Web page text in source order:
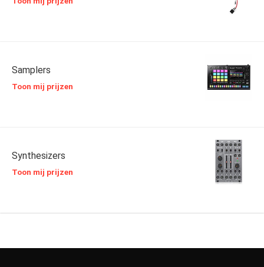
Samplers
Toon mij prijzen
Synthesizers
Toon mij prijzen